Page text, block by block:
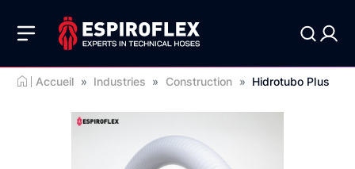
Accueil » Industries » Construction » Hidrotubo Plus